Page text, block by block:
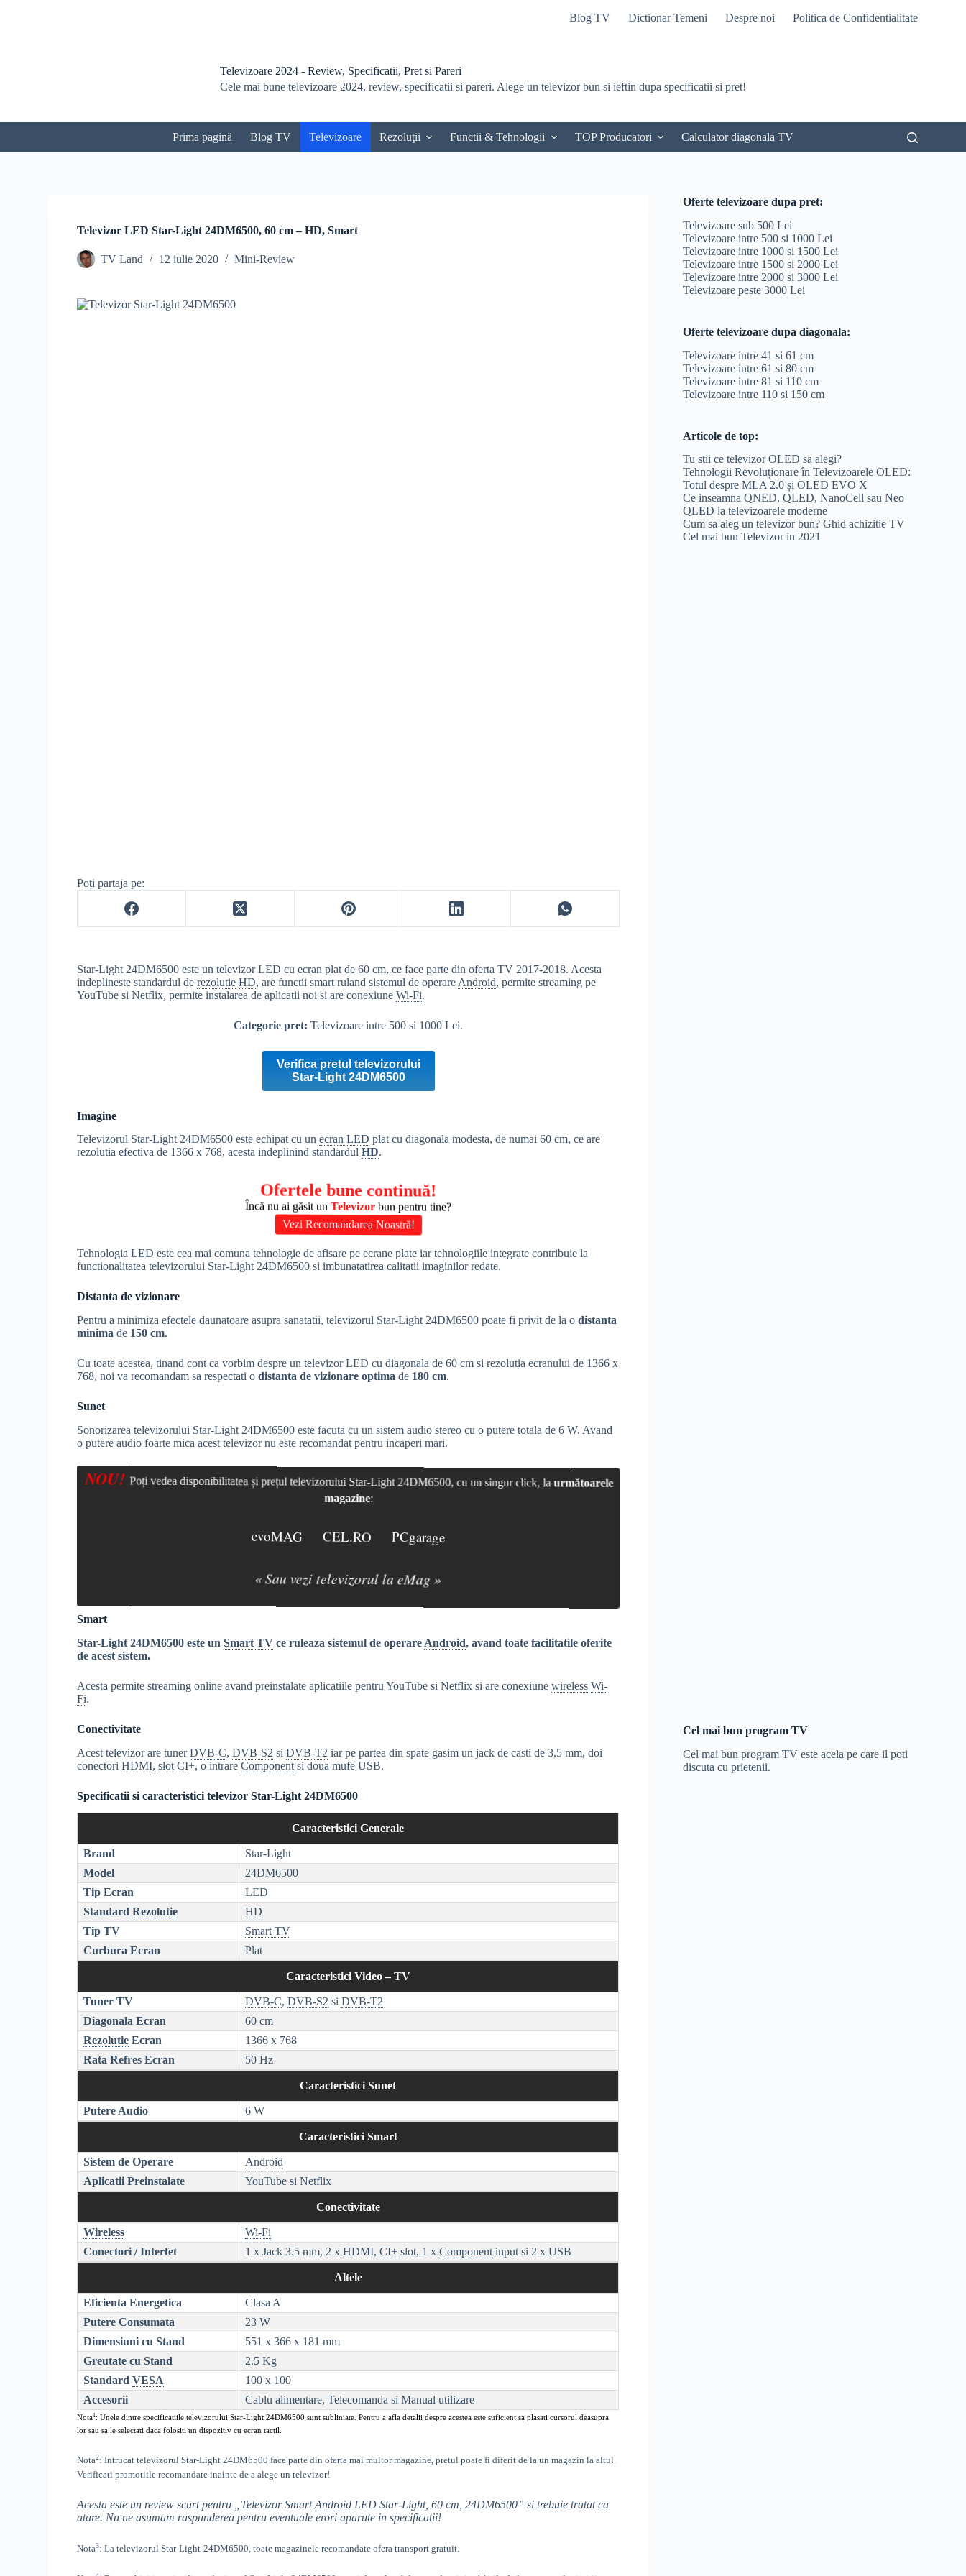
n
Blog TV Dictionar Temeni Despre noi Politica de Confidentialitate
Televizoare 2024 - Review, Specificatii, Pret si Pareri
Cele mai bune televizoare 2024, review, specificatii si pareri. Alege un televizor bun si ieftin dupa specificatii si pret!
Prima pagină Blog TV Televizoare Rezoluţii Functii & Tehnologii TOP Producatori Calculator diagonala TV
Televizor LED Star-Light 24DM6500, 60 cm – HD, Smart
TV Land 12 iulie 2020 Mini-Review
Poți partaja pe:
Star-Light 24DM6500 este un televizor LED cu ecran plat de 60 cm, ce face parte din oferta TV 2017-2018. Acesta
indeplineste standardul derezolutie HD, are functii smart ruland sistemul de operare Android, permite streaming pe
YouTube si Netflix, permite instalarea de aplicatii noi si are conexiuneWi-Fi.
Categorie pret:Televizoare intre 500 si 1000 Lei.
Verifica pretul televizorului
Star-Light 24DM6500
Imagine
Televizorul Star-Light 24DM6500 este echipat cu unecran LED plat cu diagonala modesta, de numai 60 cm, ce are
rezolutia efectiva de 1366 x 768, acesta indeplinind standardulHD.
Ofertele bune continuă!
Încă nu ai găsit unTelevizorbun pentru tine?
Vezi Recomandarea Noastră!
Tehnologia LED este cea mai comuna tehnologie de afisare pe ecrane plate iar tehnologiile integrate contribuie la
functionalitatea televizorului Star-Light 24DM6500 si imbunatatirea calitatii imaginilor redate.
Distanta de vizionare
Pentru a minimiza efectele daunatoare asupra sanatatii, televizorul Star-Light 24DM6500 poate fi privit de la odistanta
minima de 150 cm.
Cu toate acestea, tinand cont ca vorbim despre un televizor LED cu diagonala de 60 cm si rezolutia ecranului de 1366 x
768, noi va recomandam sa respectati odistanta de vizionare optima de 180 cm.
Sunet
Sonorizarea televizorului Star-Light 24DM6500 este facuta cu un sistem audio stereo cu o putere totala de 6 W. Avand
o putere audio foarte mica acest televizor nu este recomandat pentru incaperi mari.
NOU! Poți vedea disponibilitatea și prețul televizorului Star-Light 24DM6500, cu un singur click, laurmătoarele
magazine:
evoMAG CEL.RO PCgarage
« Sau vezi televizorul la eMag »
Smart
Star-Light 24DM6500 este unSmart TV ce ruleaza sistemul de operare Android, avand toate facilitatile oferite
de acest sistem.
Acesta permite streaming online avand preinstalate aplicatiile pentru YouTube si Netflix si are conexiunewireless Wi-
Fi.
Conectivitate
Acest televizor are tunerDVB-C,DVB-S2 siDVB-T2 iar pe partea din spate gasim un jack de casti de 3,5 mm, doi
conectoriHDMI,slot CI+, o intrareComponent si doua mufe USB.
Specificatii si caracteristici televizor Star-Light 24DM6500
Caracteristici Generale
Brand
Star-Light
Model
24DM6500
Tip Ecran
LED
StandardRezolutie
HD
Tip TV
Smart TV
Curbura Ecran
Plat
Caracteristici Video – TV
Tuner TV DVB-C,DVB-S2 siDVB-T2
Diagonala Ecran
60 cm
Rezolutie Ecran
1366 x 768
Rata Refres Ecran
50 Hz
Caracteristici Sunet
Putere Audio 6 W
Caracteristici Smart
Sistem de Operare
Android
Aplicatii Preinstalate
YouTube si Netflix
Conectivitate
Wireless
Wi-Fi
Conectori / Interfet
1 x Jack 3.5 mm, 2 xHDMI,CI+ slot, 1 xComponentinput si 2 x USB
Altele
Eficienta Energetica
Clasa A
Putere Consumata
23 W
Dimensiuni cu Stand
551 x 366 x 181 mm
Greutate cu Stand
2.5 Kg
StandardVESA
100 x 100
Accesorii
Cablu alimentare, Telecomanda si Manual utilizare
Nota1: Unele dintre specificatiile televizoruluiStar-Light 24DM6500 sunt subliniate. Pentru a afla detalii despre acestea este suficient sa plasati cursorul deasupra
lor sau sa le selectati daca folositi un dispozitiv cu ecran tactil.
Nota2: Intrucat televizorulStar-Light 24DM6500 face parte din oferta mai multor magazine, pretul poate fi diferit de la un magazin la altul.
Verificati promotiile recomandate inainte de a alege un televizor!
Acesta este un review scurt pentru „Televizor SmartAndroid LED Star-Light, 60 cm, 24DM6500” si trebuie tratat ca
atare. Nu ne asumam raspunderea pentru eventuale erori aparute in specificatii!
Nota3: La televizorulStar-Light 24DM6500, toate magazinele recomandate ofera transport gratuit.
Oferte televizoare dupa pret:
Televizoare sub 500 Lei
Televizoare intre 500 si 1000 Lei
Televizoare intre 1000 si 1500 Lei
Televizoare intre 1500 si 2000 Lei
Televizoare intre 2000 si 3000 Lei
Televizoare peste 3000 Lei
Oferte televizoare dupa diagonala:
Televizoare intre 41 si 61 cm
Televizoare intre 61 si 80 cm
Televizoare intre 81 si 110 cm
Televizoare intre 110 si 150 cm
Articole de top:
Tu stii ce televizor OLED sa alegi?
Tehnologii Revoluționare în Televizoarele OLED:
Totul despre MLA 2.0 și OLED EVO X
Ce inseamna QNED, QLED, NanoCell sau Neo
QLED la televizoarele moderne
Cum sa aleg un televizor bun? Ghid achizitie TV
Cel mai bun Televizor in 2021
Cel mai bun program TV
Cel mai bun program TV este acela pe care il poti
discuta cu prietenii.